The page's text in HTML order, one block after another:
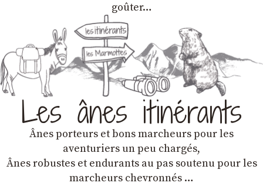
goûter…
Les ânes itinérants
Ânes porteurs et bons marcheurs pour les
aventuriers un peu chargés,
Ânes robustes et endurants au pas soutenu pour les
marcheurs chevronnés …